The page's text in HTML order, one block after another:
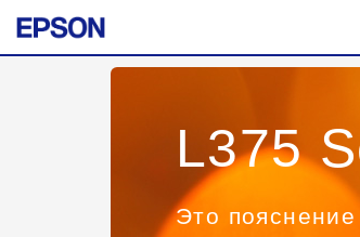
L375
Это пояснение